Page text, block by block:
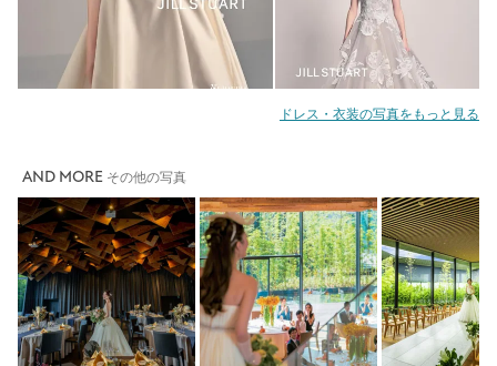
ドレス・衣装の写真をもっと見る
AND MORE その他の写真